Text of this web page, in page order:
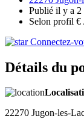
Publié il y a 2
Selon profil €
Connectez-
Détails du
22270 Jugon-les-